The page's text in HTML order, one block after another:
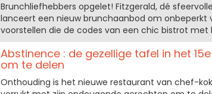
Brunchliefhebbers opgelet! Fitzgerald, dé
lanceert een nieuw brunchaanbod om
voorstellen die de codes van een chic bistrot met
Abstinence : de gezellige tafel in het
om te delen
Onthouding is het nieuwe restaurant van chef-